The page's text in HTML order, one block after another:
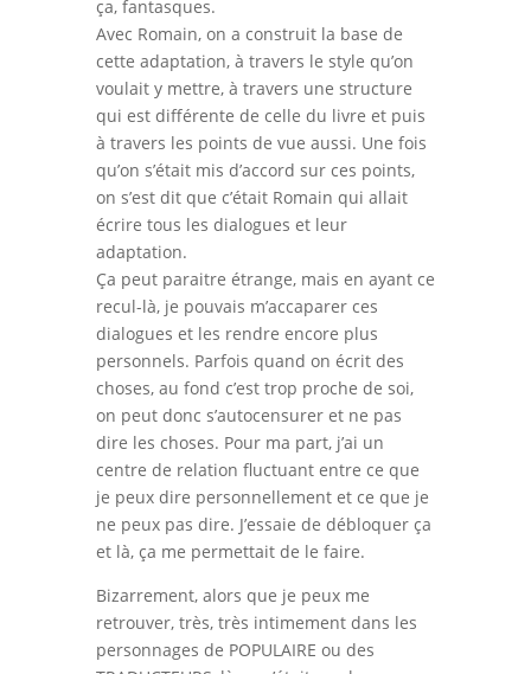
ça, fantasques.
Avec Romain, on a construit la base de
cette adaptation, à travers le style qu’on
voulait y mettre, à travers une structure
qui est différente de celle du livre et puis
à travers les points de vue aussi. Une fois
qu’on s’était mis d’accord sur ces points,
on s’est dit que c’était Romain qui allait
écrire tous les dialogues et leur
adaptation.
Ça peut paraitre étrange, mais en ayant ce
recul-là, je pouvais m’accaparer ces
dialogues et les rendre encore plus
personnels. Parfois quand on écrit des
choses, au fond c’est trop proche de soi,
on peut donc s’autocensurer et ne pas
dire les choses. Pour ma part, j’ai un
centre de relation fluctuant entre ce que
je peux dire personnellement et ce que je
ne peux pas dire. J’essaie de débloquer ça
et là, ça me permettait de le faire.
Bizarrement, alors que je peux me
retrouver, très, très intimement dans les
personnages de POPULAIRE ou des